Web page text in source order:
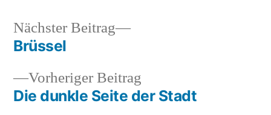
Beitragsnavigation
Vorheriger Beitrag
Beitrag:
Die dunkle Seite der Stadt
Nächster Beitrag
Nächster
Brüssel